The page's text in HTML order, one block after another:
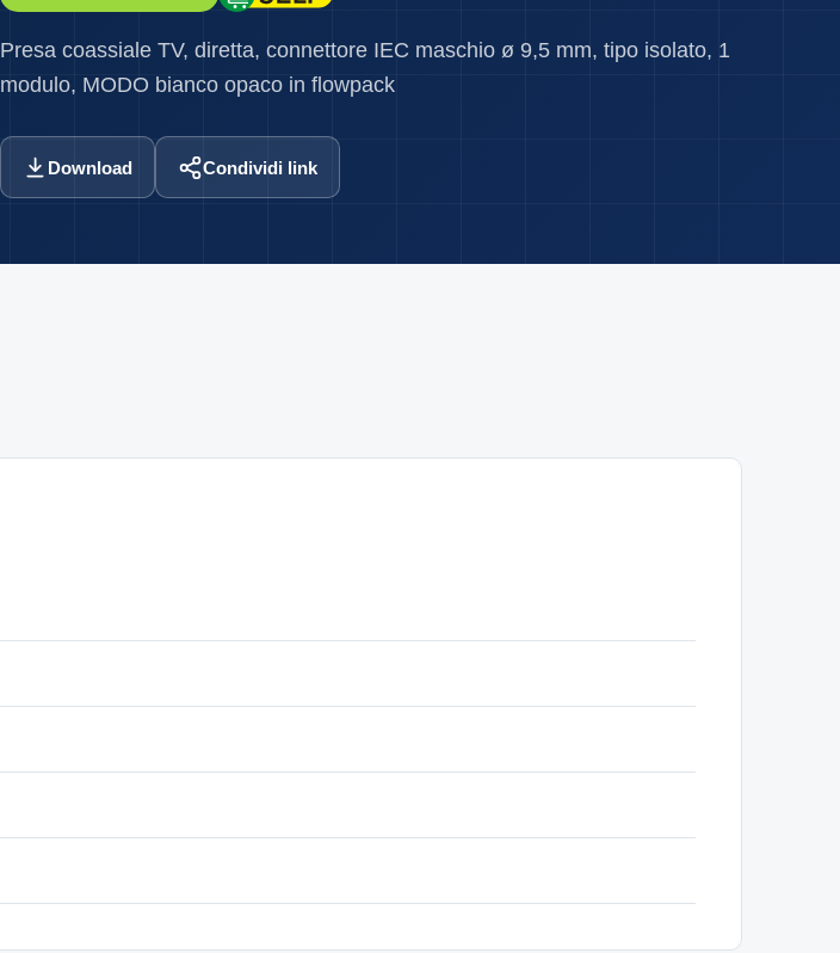
Presa coassiale TV, diretta, connettore IEC maschio ø 9,5 mm, tipo isolato, 1
modulo, MODO bianco opaco in flowpack
Download Condividi link